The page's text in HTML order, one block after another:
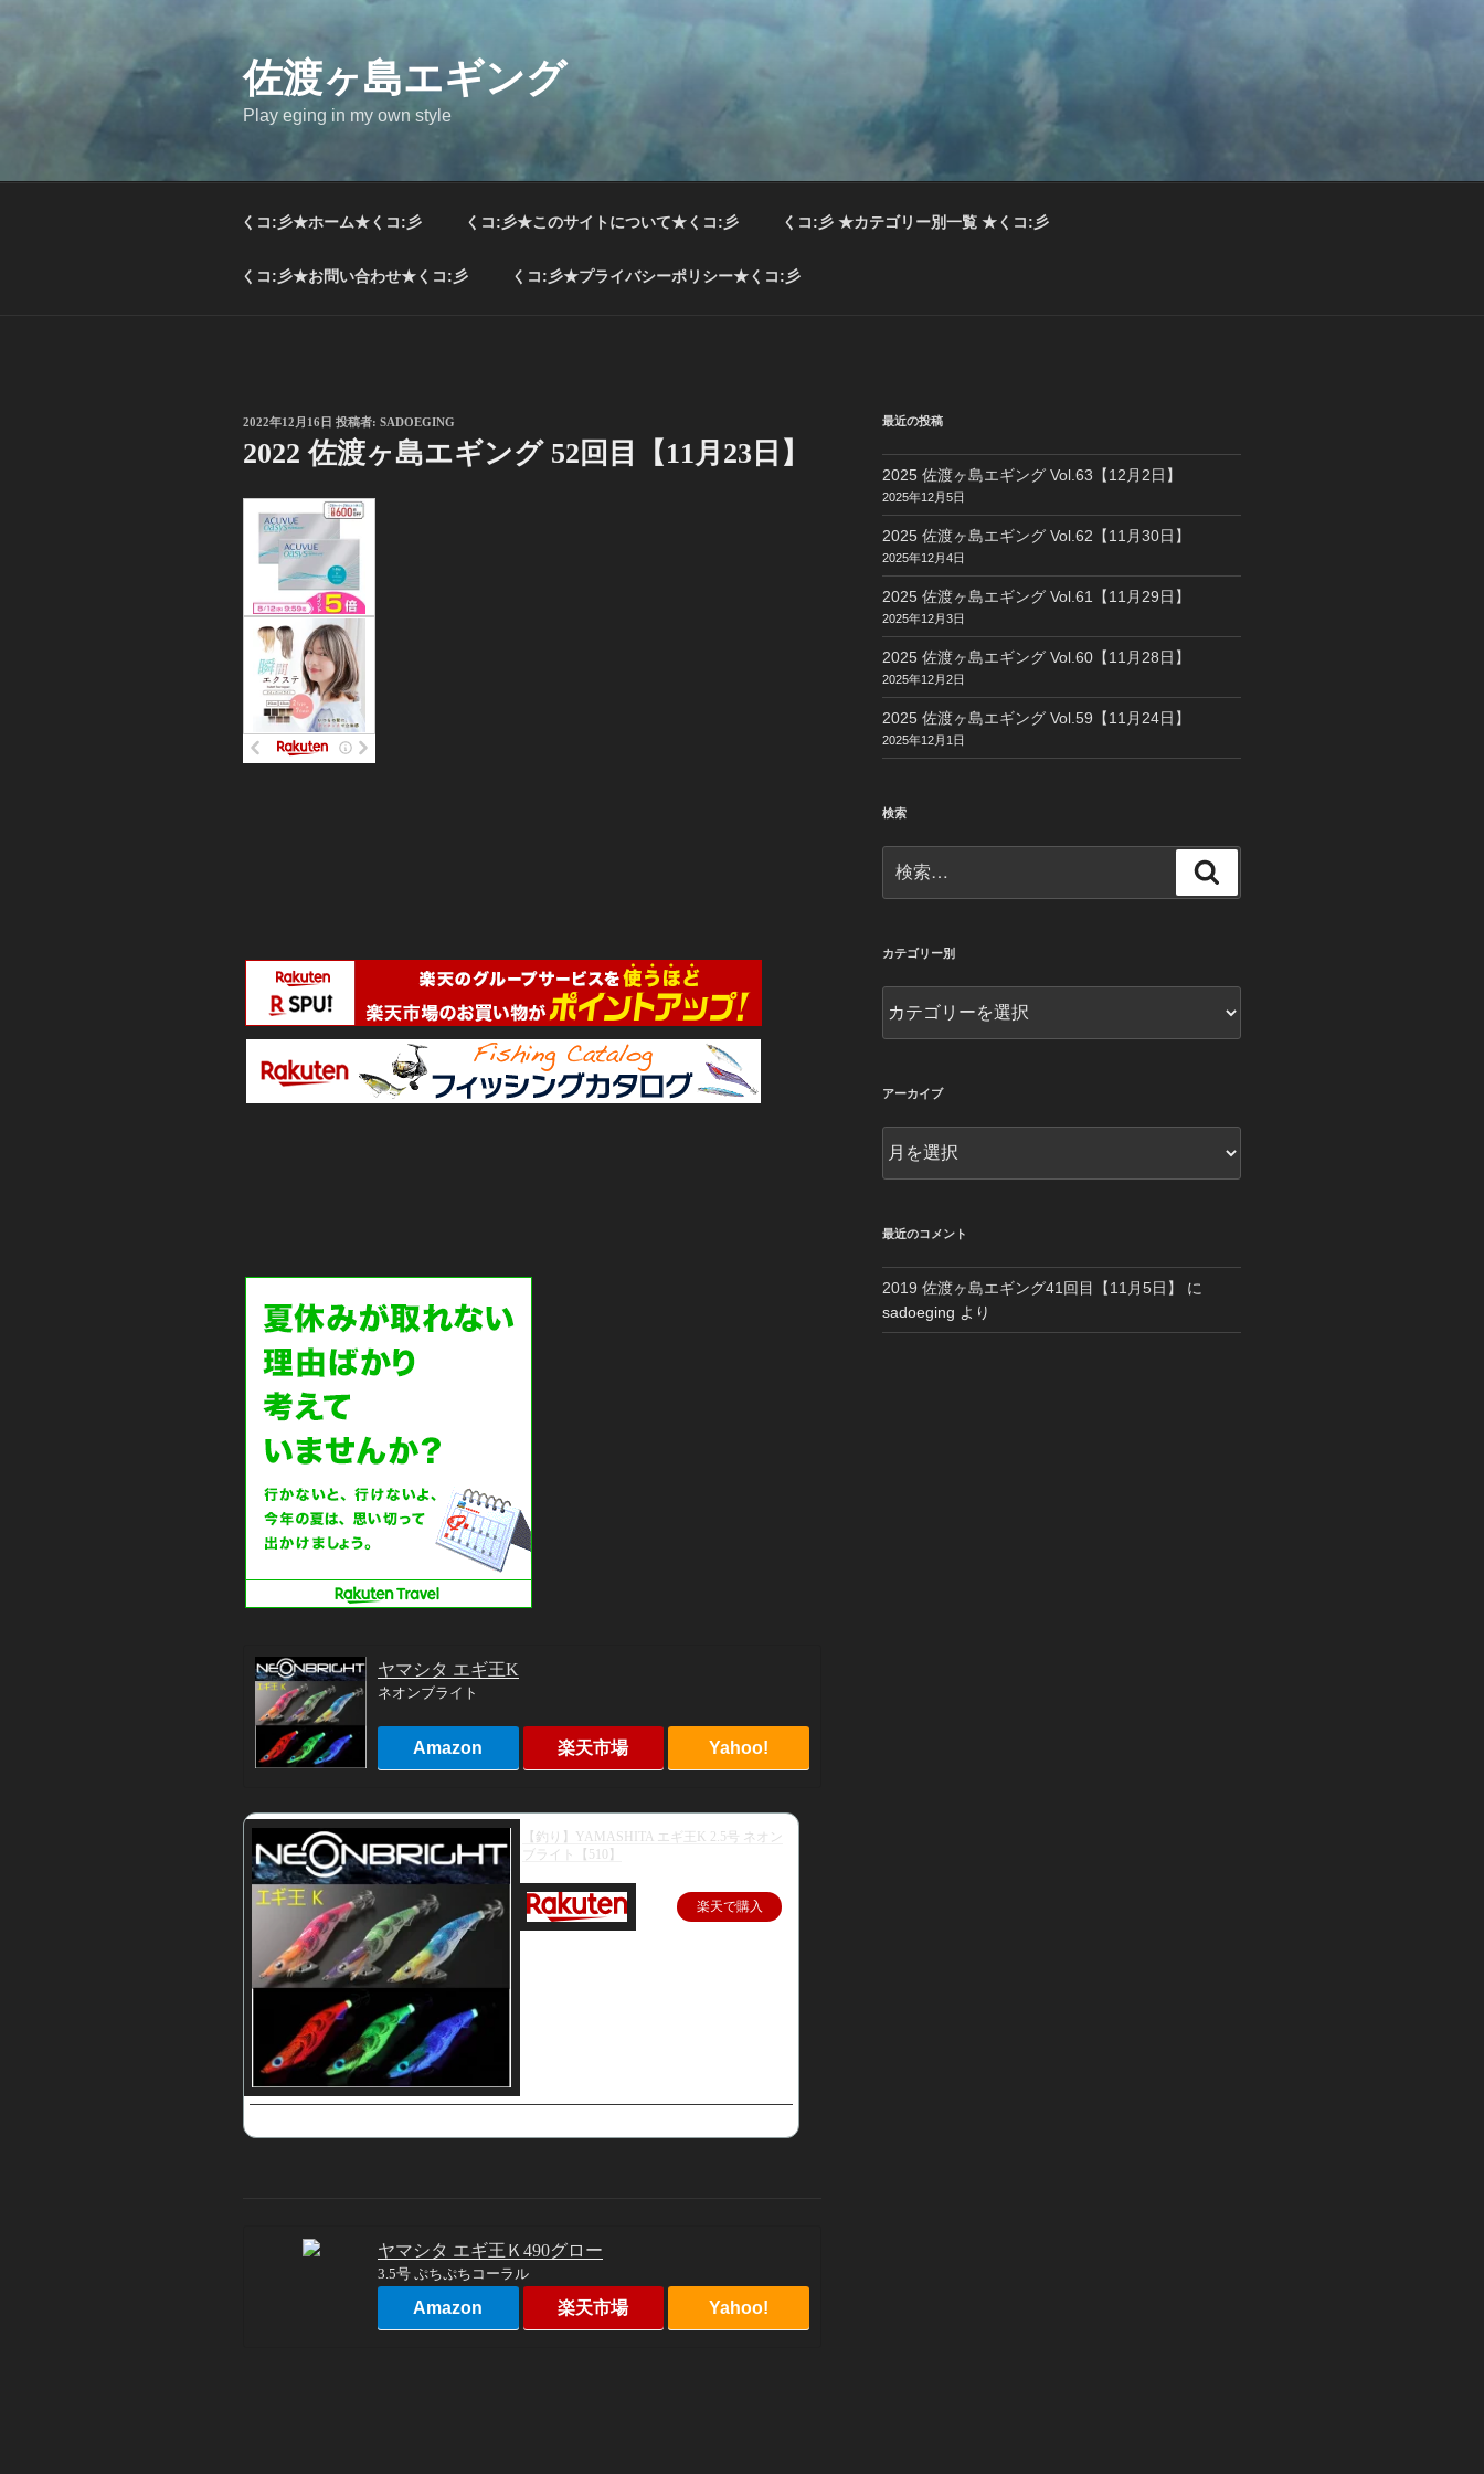
佐渡ヶ島エギング
Play eging in my own style
くコ:彡★ホーム★くコ:彡 くコ:彡★このサイトについて★くコ:彡 くコ:彡 ★カテゴリー別一覧 ★くコ:彡
くコ:彡★お問い合わせ★くコ:彡 くコ:彡★プライバシーポリシー★くコ:彡
投
日:
2022年12月16日 投稿者: SADOEGING
2022 佐渡ヶ島エギング 52回目【11月23日】
ヤマシタ エギ王K
ネオンブライト
Amazon 楽天市場 Yahoo!
【釣り】YAMASHITA エギ王K 2.5号 ネオン
ブライト【510】
楽天で購入
ヤマシタ エギ王Ｋ490グロー
3.5号 ぷちぷちコーラル
Amazon 楽天市場 Yahoo!
最近の投稿
2025 佐渡ヶ島エギング Vol.63【12月2日】
2025年12月5日
2025 佐渡ヶ島エギング Vol.62【11月30日】
2025年12月4日
2025 佐渡ヶ島エギング Vol.61【11月29日】
2025年12月3日
2025 佐渡ヶ島エギング Vol.60【11月28日】
2025年12月2日
2025 佐渡ヶ島エギング Vol.59【11月24日】
2025年12月1日
検索
索:
索
カテゴリー別
テ
ー
アーカイブ
ー
ブ
最近のコメント
2019 佐渡ヶ島エギング41回目【11月5日】
に
sadoeging より